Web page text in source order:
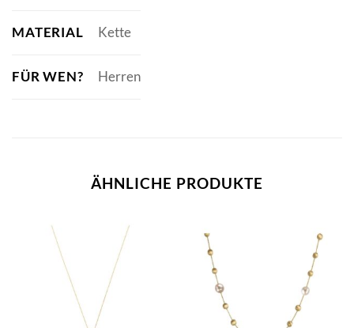
MATERIAL Kette
FÜR WEN? Herren
ÄHNLICHE PRODUKTE